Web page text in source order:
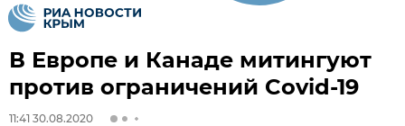
В Европе и Канаде митингуют
против ограничений Covid-19
11:41 30.08.2020